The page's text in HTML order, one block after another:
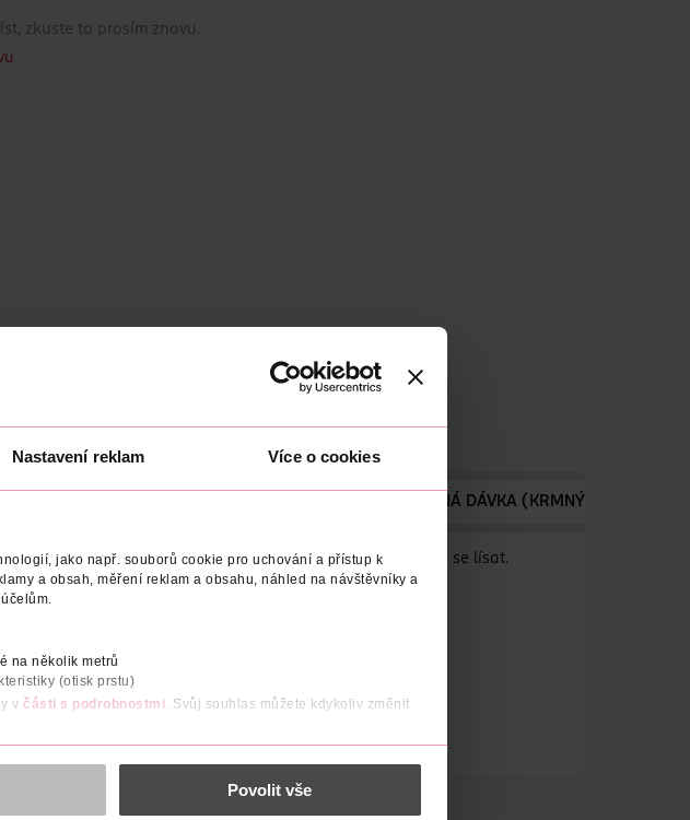
Nastavení reklam Více o cookies
jako např. souborů cookie pro uchování a přístup k
a obsah, měření reklam a obsahu, náhled na návštěvníky a
na několik metrů
(otisk prstu)
v části s podrobnostmi. Svůj souhlas můžete kdykoliv změnit
návštěvnosti, které mohou nést osobní údaje.
Povolit vše
zkuste to prosím znovu.
KRMNÁ DÁVKA (KRMNÝ NÁVOD)
krmivo pro domácí mazlíčky, které vyvolává touhu se lísat.
certifikovaných udržitelných chovů
společníkovi